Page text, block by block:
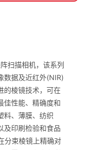
扫描相机，该系列
数据及近红外(NIR)
的棱镜技术，可在
佳性能、精确度和
料、薄膜、纺织
及印刷检验和食品
分束棱镜上精确对